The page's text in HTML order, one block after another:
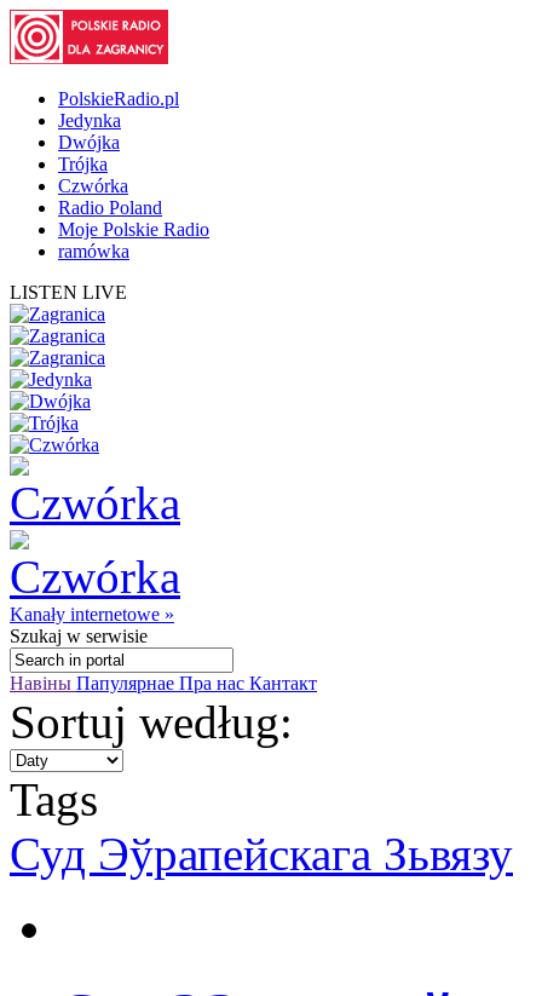
PolskieRadio.pl
Jedynka
Dwójka
Trójka
Czwórka
Radio Poland
Moje Polskie Radio
ramówka
LISTEN LIVE
Kanały internetowe »
Szukaj w serwisie
Навіны Папулярнае Пра нас Кантакт
Sortuj według:
Tags
Суд Эўрапейскага Зьвязу